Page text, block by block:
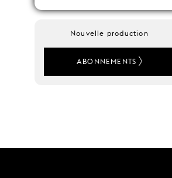
Nouvelle production
ABONNEMENTS